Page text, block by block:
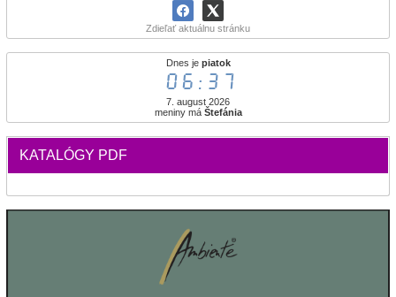
Zdieľať aktuálnu stránku
Dnes je piatok
06:37
7. august 2026
meniny má Štefánia
KATALÓGY PDF